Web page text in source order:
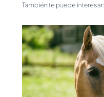
También te puede interesar: